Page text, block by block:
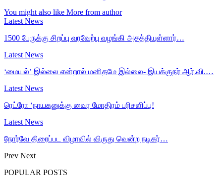
You might also like More from author
Latest News
1500 பேருக்கு சிறப்பு வரவேற்பு வழங்கி அசத்தியுள்ளார்…
Latest News
‘மையல்’ இல்லை என்றால் மனிதமே இல்லை- இயக்குநர் ஆர்.வி.…
Latest News
ரெட்ரோ ‘நாயகனுக்கு வைர மோதிரம் பரிசளிப்பு!
Latest News
நோர்வே திரைப்பட விழாவில் விருது வென்ற நடிகர்…
Prev Next
POPULAR POSTS